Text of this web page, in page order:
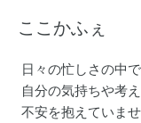
ここかふぇ
日々の忙しさの中
自分の気持ちや考
不安を抱えていま